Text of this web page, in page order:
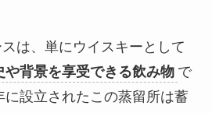
は、単にウイスキーとして
や背景を享受できる飲み物 で
に設立されたこの蒸留所は蓄